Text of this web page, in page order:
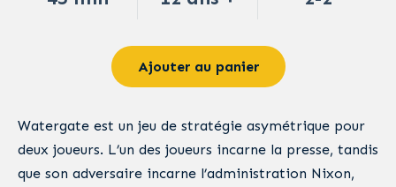
Ajouter au panier
Watergate est un jeu de stratégie asymétrique pour
deux joueurs. L’un des joueurs incarne la presse, tandis
que son adversaire incarne l’administration Nixon,